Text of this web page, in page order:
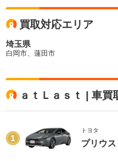
買取対応エリア
埼玉県
白岡市、蓮田市
ａｔＬａｓｔ | 車
1
トヨタ
プリウス